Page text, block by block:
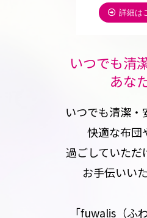
詳細は
いつでも清
あな
いつでも清潔・
快適な布団
過ごしていただ
お手伝いい
「fuwalis（ふ